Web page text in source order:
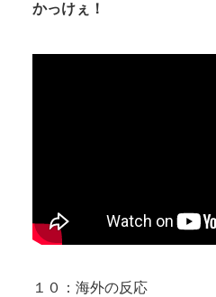
かっけぇ！
１０：海外の反応